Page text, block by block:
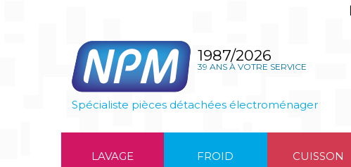
1987/2026
39 ANS À VOTRE SERVICE
Spécialiste pièces détachées électroménager
LAVAGE FROID CUISSON